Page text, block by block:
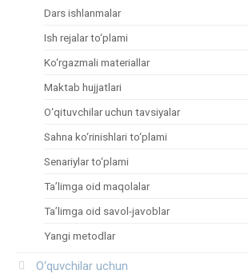
Dars ishlanmalar
Ish rejalar to‘plami
Ko‘rgazmali materiallar
Maktab hujjatlari
O‘qituvchilar uchun tavsiyalar
Sahna ko‘rinishlari to‘plami
Senariylar to‘plami
Ta’limga oid maqolalar
Ta’limga oid savol-javoblar
Yangi metodlar
O‘quvchilar uchun